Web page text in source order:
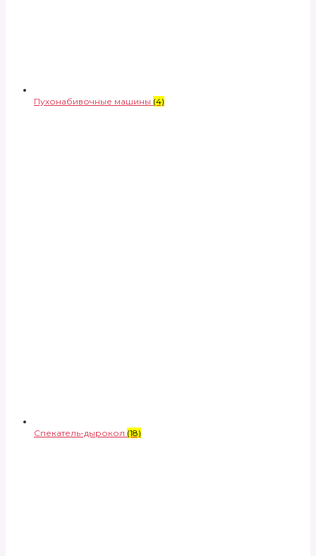
Пухонабивочные машины (4)
Спекатель-дырокол (18)